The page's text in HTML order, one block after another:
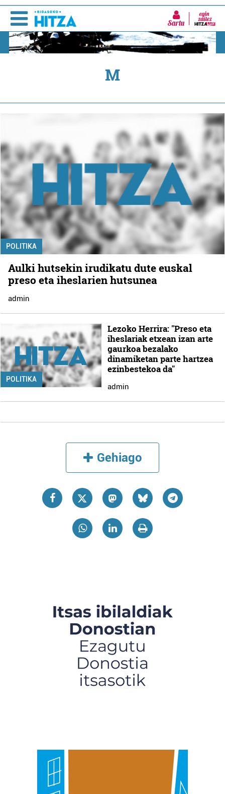
Sartu
M
POLITIKA
Aulki hutsekin irudikatu dute euskal
preso eta iheslarien hutsunea
admin
POLITIKA
Lezoko Herrira: "Preso eta
iheslariak etxean izan arte
gaurkoa bezalako
dinamiketan parte hartzea
ezinbestekoa da"
admin
Gehiago